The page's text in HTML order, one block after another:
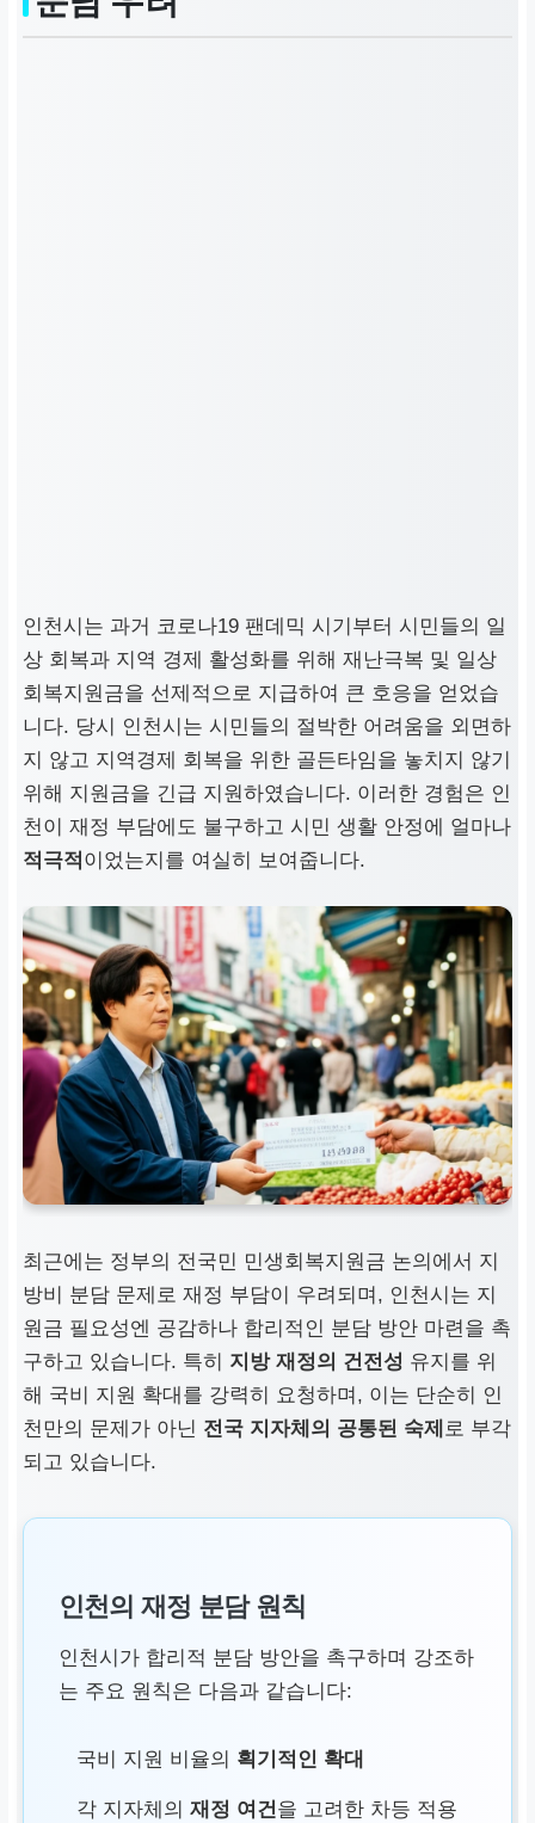
인천시는 과거 코로나19 팬데믹 시기부터 시민들의 일
상 회복과 지역 경제 활성화를 위해 재난극복 및 일상
회복지원금을 선제적으로 지급하여 큰 호응을 얻었습
니다. 당시
인천시는 시민들의 절박한 어려움을 외면하
지 않고 지역경제 회복을 위한 골든타임을 놓치지 않기
위해 지원금을 긴급 지원하였습니다. 이러한 경험은 인
천이 재정 부담에도 불구하고 시민 생활 안정에 얼마나
적극적 이었는지를 여실히 보여줍니다.
최근에는 정부의 전국민 민생회복지원금 논의에서 지
방비 분담 문제로 재정 부담이 우려되며, 인천시는 지
원금 필요성엔 공감하나 합리적인 분담 방안 마련을 촉
구하고 있습니다. 특히 지방 재정의 건전성 유지를 위
해 국비 지원 확대를 강력히 요청하며, 이는 단순히 인
천만의 문제가 아닌 전국 지자체의 공통된 숙제 로 부각
되고 있습니다.
인천의 재정 분담 원칙
인천시가 합리적 분담 방안을 촉구하며 강조하
는 주요 원칙은 다음과 같습니다:
국비 지원 비율의 획기적인 확대
각 지자체의 재정 여건을 고려한 차등 적용